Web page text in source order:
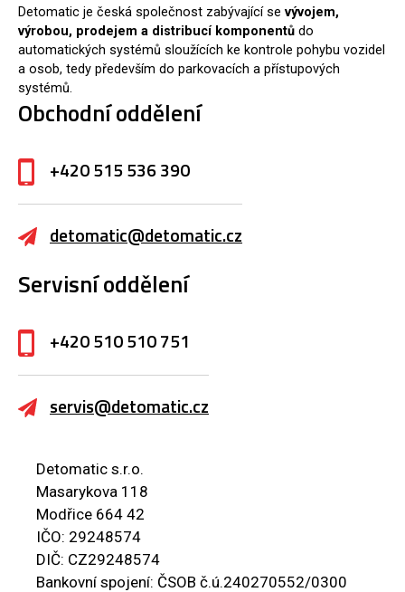
Detomatic je česká společnost zabývající se vývojem,
výrobou, prodejem a distribucí komponentů do
automatických systémů sloužících ke kontrole pohybu vozidel
a osob, tedy především do parkovacích a přístupových
systémů.
Obchodní oddělení
+420 515 536 390
detomatic@detomatic.cz
Servisní oddělení
+420 510 510 751
servis@detomatic.cz
Detomatic s.r.o.
Masarykova 118
Modřice 664 42
IČO: 29248574
DIČ: CZ29248574
Bankovní spojení: ČSOB č.ú.240270552/0300